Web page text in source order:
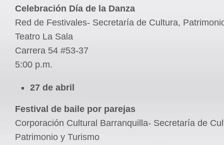
Celebración Día de la Danza
Red de Festivales- Secretaría de Cultura,
Teatro La Sala
Carrera 54 #53-37
5:00 p.m.
27 de abril
Festival de baile por parejas
Corporación Cultural Barranquilla- Secretaría de
Patrimonio y Turismo